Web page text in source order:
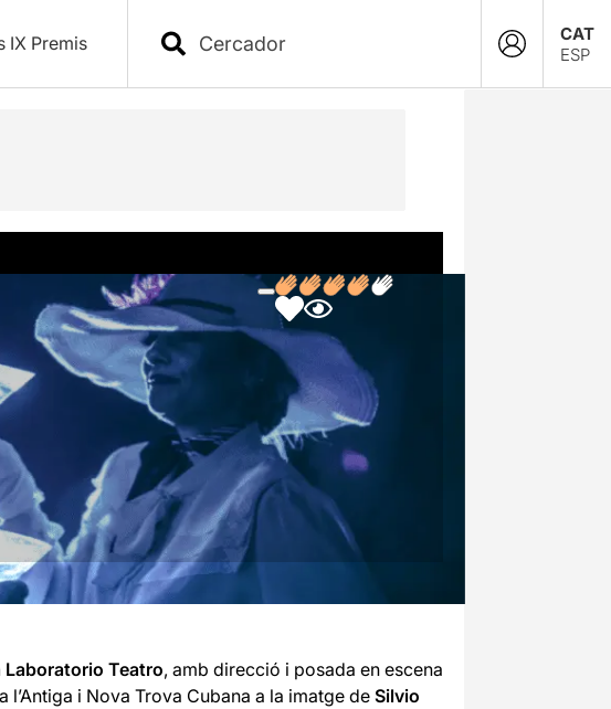
IX Premis
CAT
ESP
Laboratorio Teatro, amb direcció i posada en escena
l’Antiga i Nova Trova Cubana a la imatge de Silvio